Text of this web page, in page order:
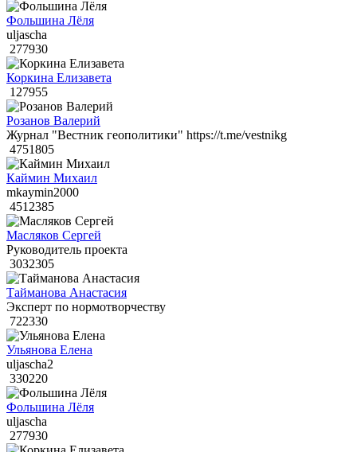
Фольшина Лёля
uljascha
277930
Коркина Елизавета
127955
Розанов Валерий
Журнал "Вестник геополитики" https://t.me/vestnikg
4751805
Каймин Михаил
mkaymin2000
4512385
Масляков Сергей
Руководитель проекта
3032305
Тайманова Анастасия
Эксперт по нормотворчеству
722330
Ульянова Елена
uljascha2
330220
Фольшина Лёля
uljascha
277930